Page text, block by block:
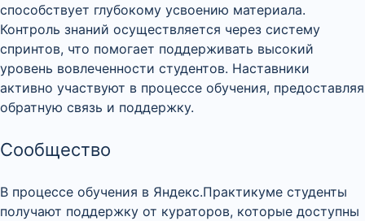
способствует глубокому усвоению материала.
Контроль знаний осуществляется через систему
спринтов, что помогает поддерживать высокий
уровень вовлеченности студентов. Наставники
активно участвуют в процессе обучения, предоставляя
обратную связь и поддержку.
Сообщество
В процессе обучения в Яндекс.Практикуме студенты
получают поддержку от кураторов, которые доступны